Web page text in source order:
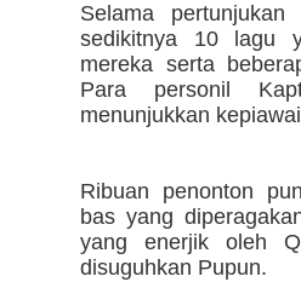
Selama pertunjukan
sedikitnya 10 lagu
mereka serta
Para personil
menunjukkan
Ribuan penonton
bas yang
yang enerjik oleh
disuguhkan Pupun.